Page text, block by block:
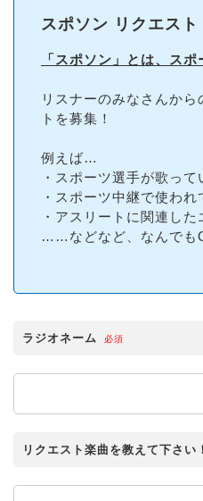
スポソン リクエスト
「スポソン」とは、ス
リスナーのみなさんか
トを募集！
例えば…
・スポーツ選手が歌って
・スポーツ中継で使わ
・アスリートに関連し
……などなど、なんでも
ラジオネーム 必須
リクエスト楽曲を教えて下さい！